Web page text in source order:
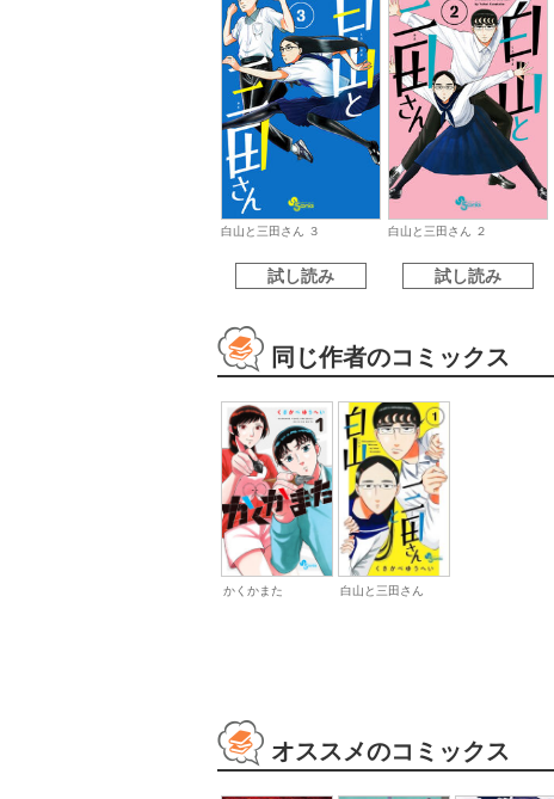
白山と三田さん ３
試し読み
白山と三田さん ２
試し読み
同じ作者のコミックス
かくかまた 白山と三田さん
オススメのコミックス